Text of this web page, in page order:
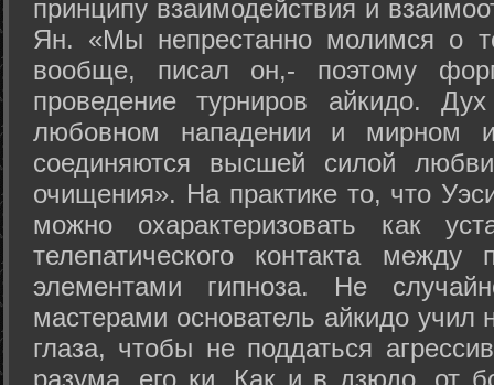
принципу взаимодействия и
Ян. «Мы непрестанно молимся о
вообще, писал он,- поэтому
проведение турниров айкидо.
любовном нападении и мирном
соединяются высшей силой
очищения». На практике то, что
можно охарактеризовать как
телепатического контакта между
элементами гипноза. Не
мастерами основатель айкидо учил
глаза, чтобы не поддаться
разума, его ки. Как и в дзюдо, от